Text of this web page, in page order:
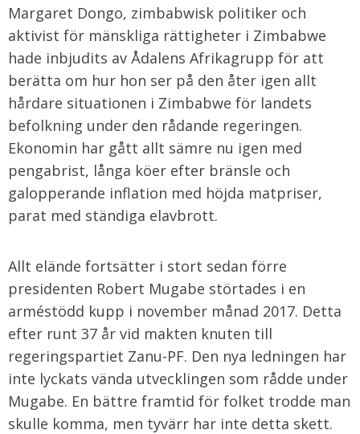
Margaret Dongo, zimbabwisk politiker och
aktivist för mänskliga rättigheter i Zimbabwe
hade inbjudits av Ådalens Afrikagrupp för att
berätta om hur hon ser på den åter igen allt
hårdare situationen i Zimbabwe för landets
befolkning under den rådande regeringen.
Ekonomin har gått allt sämre nu igen med
pengabrist, långa köer efter bränsle och
galopperande inflation med höjda matpriser,
parat med ständiga elavbrott.
Allt elände fortsätter i stort sedan förre
presidenten Robert Mugabe störtades i en
arméstödd kupp i november månad 2017. Detta
efter runt 37 år vid makten knuten till
regeringspartiet Zanu-PF. Den nya ledningen har
inte lyckats vända utvecklingen som rådde under
Mugabe. En bättre framtid för folket trodde man
skulle komma, men tyvärr har inte detta skett.